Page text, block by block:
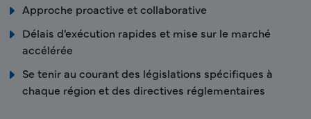
Approche proactive et collaborative
Délais d'exécution rapides et mise sur le marché
accélérée
Se tenir au courant des législations spécifiques à
chaque région et des directives réglementaires